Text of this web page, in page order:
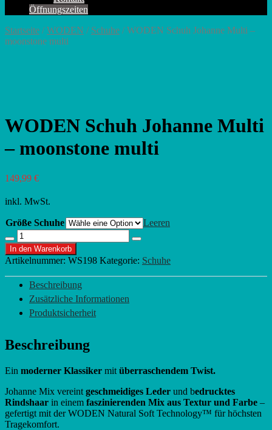
Öffnungszeiten
Startseite /WODEN / Schuhe / WODEN Schuh Johanne Multi –
moonstone multi
WODEN Schuh Johanne Multi
– moonstone multi
149,99 €
inkl. MwSt.
Größe Schuhe Leeren
Menge
verringern
WODEN
Schuh
Johanne
Multi
-
moonstone
multi
Menge
Menge
In den Warenkorb
Artikelnummer: WS198 Kategorie: Schuhe
Beschreibung
Zusätzliche Informationen
Produktsicherheit
Beschreibung
Ein moderner Klassiker mit überraschendem Twist.
Johanne Mix vereint geschmeidiges Leder und bedrucktes
Rindshaar in einem faszinierenden Mix aus Textur und Farbe –
gefertigt mit der WODEN Natural Soft Technology™ für höchsten
Tragekomfort.